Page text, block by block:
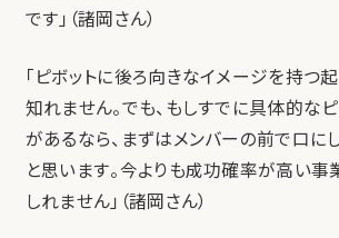
です」（諸岡さん）
「ピボットに後ろ向きなイメージを持つ
知れません。でも、もしすでに具体的な
があるなら、まずはメンバーの前で口に
と思います。今よりも成功確率が高い事
しれません」（諸岡さん）